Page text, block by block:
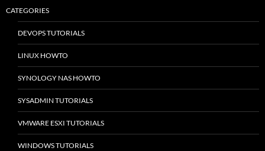
CATEGORIES
DEVOPS TUTORIALS
LINUX HOWTO
SYNOLOGY NAS HOWTO
SYSADMIN TUTORIALS
VMWARE ESXI TUTORIALS
WINDOWS TUTORIALS